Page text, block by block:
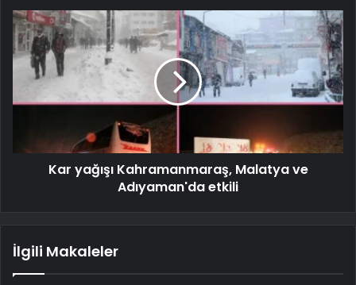
Kar yağışı Kahramanmaraş, Malatya ve
Adıyaman'da etkili
İlgili Makaleler